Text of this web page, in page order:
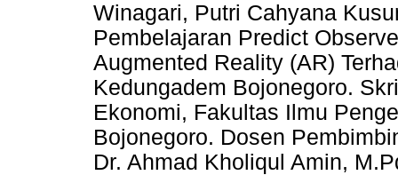
Winagari, Putri Cahyana
Pembelajaran Predict
Augmented Reality (AR)
Kedungadem Bojonegoro.
Ekonomi, Fakultas Ilmu
Bojonegoro. Dosen
Dr. Ahmad Kholiqul Amin,